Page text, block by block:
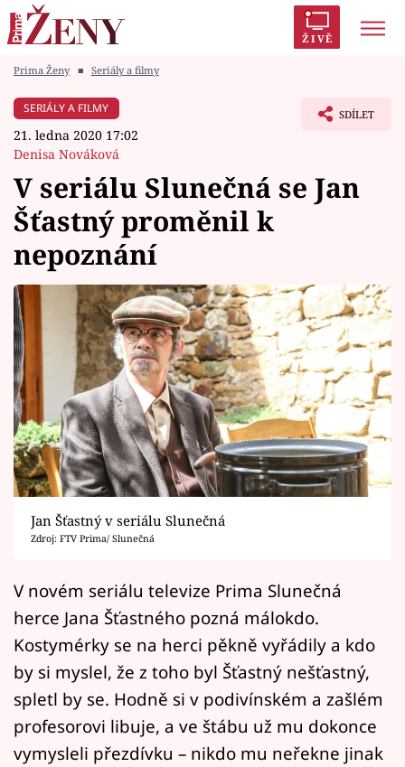
ŽIVĚ
Módní alarm
Témata
Celebrity
Vztahy
Seriály
Horoskopy
Sledujte prima+
Filmový festival Karlovy Vary
Pořady
Mámy sobě
Přihlášení
Sledujte nás
Prima Ženy ■ Seriály a filmy
SERIÁLY A FILMY
21. ledna 2020 17:02
Denisa Nováková
SDÍLET
V seriálu Slunečná se Jan
Šťastný proměnil k
nepoznání
Jan Šťastný v seriálu Slunečná
Zdroj: FTV Prima/ Slunečná
V novém seriálu televize Prima Slunečná
herce Jana Šťastného pozná málokdo.
Kostymérky se na herci pěkně vyřádily a kdo
by si myslel, že z toho byl Šťastný nešťastný,
spletl by se. Hodně si v podivínském a zašlém
profesorovi libuje, a ve štábu už mu dokonce
vymysleli přezdívku – nikdo mu neřekne jinak